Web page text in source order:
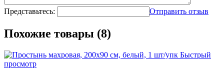
Представьтесь: Отправить отзыв
Похожие товары (8)
Быстрый
просмотр